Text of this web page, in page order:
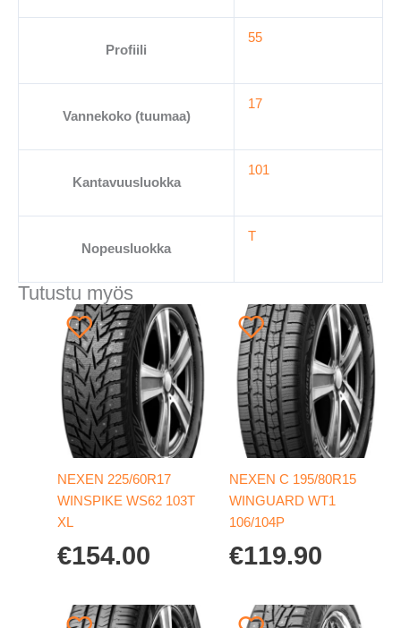
Profiili
55
Vannekoko (tuumaa)
17
Kantavuusluokka
101
Nopeusluokka
T
Tutustu myös
NEXEN 225/60R17
WINSPIKE WS62 103T
XL
€154.00
NEXEN C 195/80R15
WINGUARD WT1
106/104P
€119.90